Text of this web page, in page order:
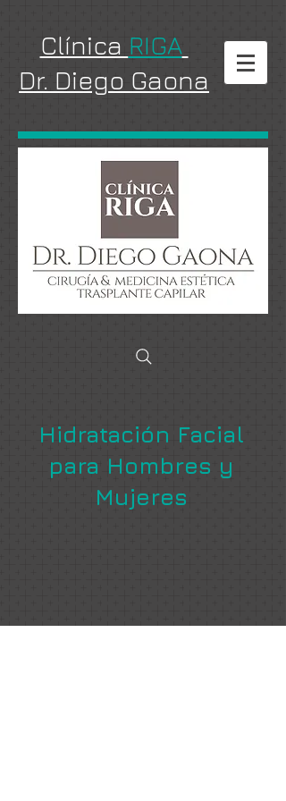
Clínica RIGA
Dr. Diego Gaona
Hidratación Facial
para Hombres y
Mujeres